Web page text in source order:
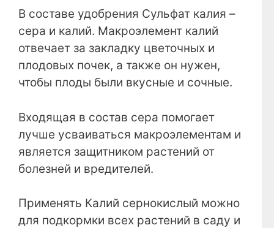
В составе удобрения Сульфат калия –
сера и калий. Макроэлемент калий
отвечает за закладку цветочных и
плодовых почек, а также он нужен,
чтобы плоды были вкусные и сочные.
Входящая в состав сера помогает
лучше усваиваться макроэлементам и
является защитником растений от
болезней и вредителей.
Применять Калий сернокислый можно
для подкормки всех растений в саду и